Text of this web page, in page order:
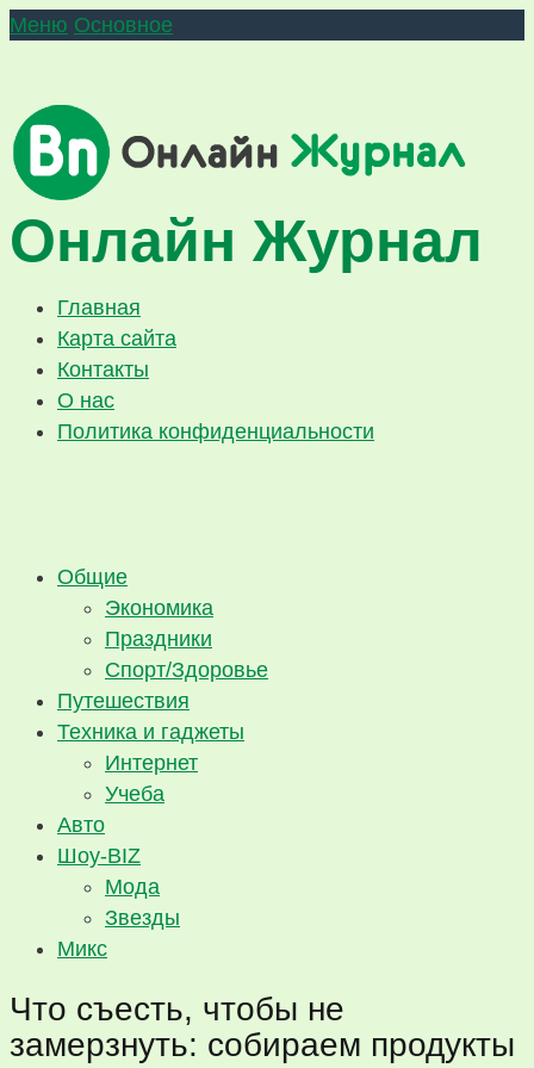
Меню Основное
Онлайн Журнал
Главная
Карта сайта
Контакты
О нас
Политика конфиденциальности
Общие
Экономика
Праздники
Спорт/Здоровье
Путешествия
Техника и гаджеты
Интернет
Учеба
Авто
Шоу-BIZ
Мода
Звезды
Микс
Что съесть, чтобы не
замерзнуть: собираем продукты